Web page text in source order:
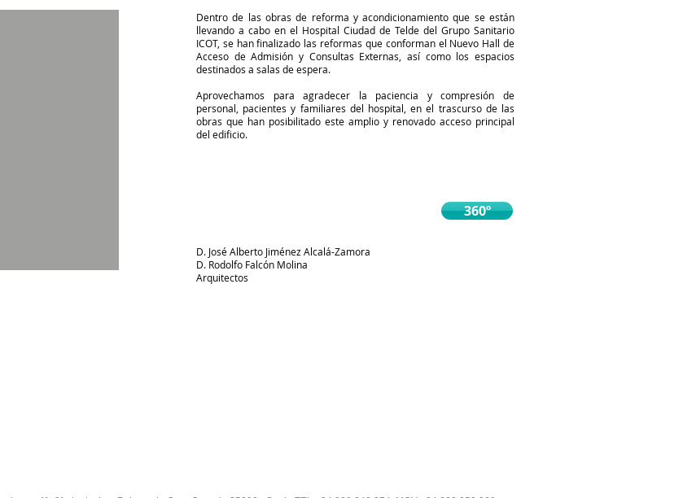
Dentro de las obras de reforma y acondicionamiento que se están
llevando a cabo en el Hospital Ciudad de Telde del Grupo Sanitario
ICOT, se han finalizado las reformas que conforman el Nuevo Hall de
Acceso de Admisión y Consultas Externas, así como los espacios
destinados a salas de espera.
Aprovechamos para agradecer la paciencia y compresión de
personal, pacientes y familiares del hospital, en el trascurso de las
obras que han posibilitado este amplio y renovado acceso principal
del edificio.
D. José Alberto Jiménez Alcalá-Zamora
D. Rodolfo Falcón Molina
Arquitectos
360º